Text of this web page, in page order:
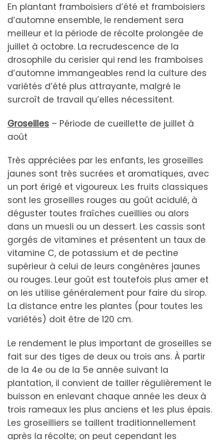
En plantant framboisiers d’été et framboisiers
d’automne ensemble, le rendement sera
meilleur et la période de récolte prolongée de
juillet à octobre. La recrudescence de la
drosophile du cerisier qui rend les framboises
d’automne immangeables rend la culture des
variétés d’été plus attrayante, malgré le
surcroît de travail qu’elles nécessitent.
Groseilles – Période de cueillette de juillet à
août
Très appréciées par les enfants, les groseilles
jaunes sont très sucrées et aromatiques, avec
un port érigé et vigoureux. Les fruits classiques
sont les groseilles rouges au goût acidulé, à
déguster toutes fraîches cueillies ou alors
dans un muesli ou un dessert. Les cassis sont
gorgés de vitamines et présentent un taux de
vitamine C, de potassium et de pectine
supérieur à celui de leurs congénères jaunes
ou rouges. Leur goût est toutefois plus amer et
on les utilise généralement pour faire du sirop.
La distance entre les plantes (pour toutes les
variétés) doit être de 120 cm.
Le rendement le plus important de groseilles se
fait sur des tiges de deux ou trois ans. À partir
de la 4e ou de la 5e année suivant la
plantation, il convient de tailler régulièrement le
buisson en enlevant chaque année les deux à
trois rameaux les plus anciens et les plus épais.
Les groseilliers se taillent traditionnellement
après la récolte; on peut cependant les